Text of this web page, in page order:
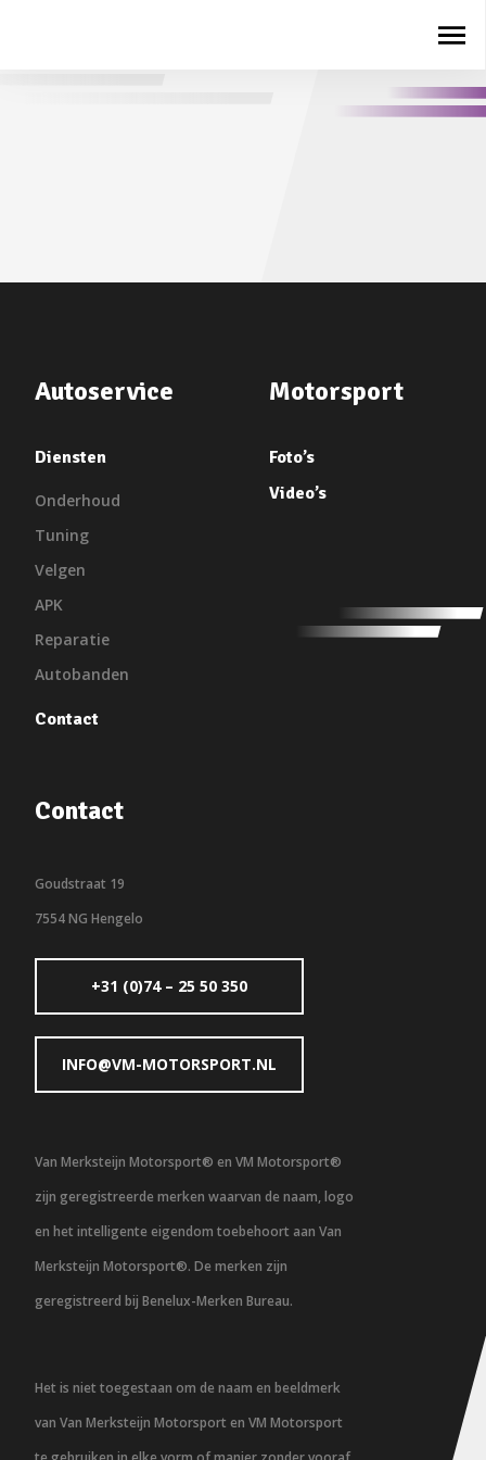
Autoservice
Diensten
Onderhoud
Tuning
Velgen
APK
Reparatie
Autobanden
Contact
Motorsport
Foto’s
Video’s
Contact
Goudstraat 19
7554 NG Hengelo
+31 (0)74 – 25 50 350
INFO@VM-MOTORSPORT.NL
Van Merksteijn Motorsport® en VM Motorsport®
zijn geregistreerde merken waarvan de naam, logo
en het intelligente eigendom toebehoort aan Van
Merksteijn Motorsport®. De merken zijn
geregistreerd bij Benelux-Merken Bureau.
Het is niet toegestaan om de naam en beeldmerk
van Van Merksteijn Motorsport en VM Motorsport